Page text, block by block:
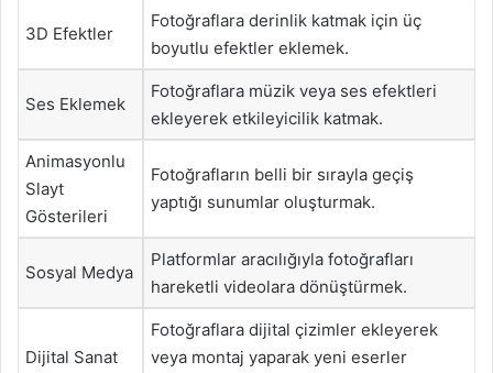
3D Efektler
Fotoğraflara derinlik katmak için üç
boyutlu efektler eklemek.
Ses Eklemek
Fotoğraflara müzik veya ses efektleri
ekleyerek etkileyicilik katmak.
Animasyonlu
Slayt
Gösterileri
Fotoğrafların belli bir sırayla geçiş
yaptığı sunumlar oluşturmak.
Sosyal Medya
Platformlar aracılığıyla fotoğrafları
hareketli videolara dönüştürmek.
Dijital Sanat
Fotoğraflara dijital çizimler ekleyerek
veya montaj yaparak yeni eserler